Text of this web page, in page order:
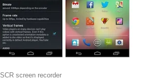
SCR screen recorder